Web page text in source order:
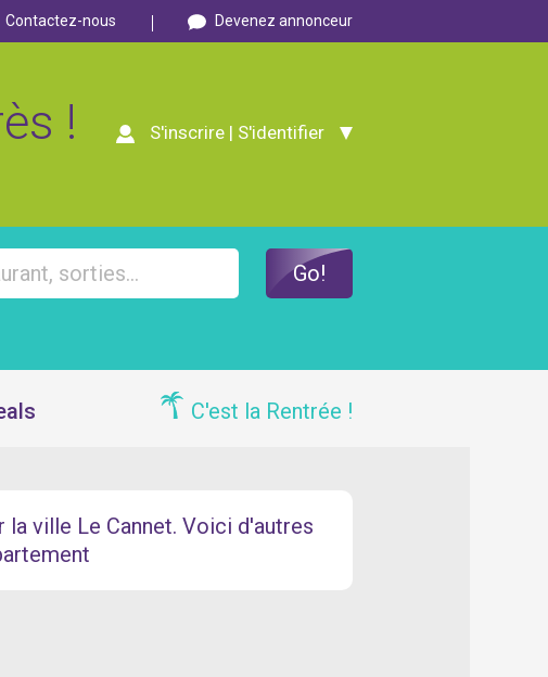
Contactez-nous Devenez annonceur
! S'inscrire | S'identifier
C'est la Rentrée !
ville Le Cannet. Voici d'autres